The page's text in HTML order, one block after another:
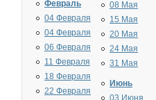
Февраль
04 Февраля
04 Февраля
06 Февраля
11 Февраля
18 Февраля
22 Февраля
08 Мая
15 Мая
20 Мая
24 Мая
31 Мая
Июнь
03 Июня